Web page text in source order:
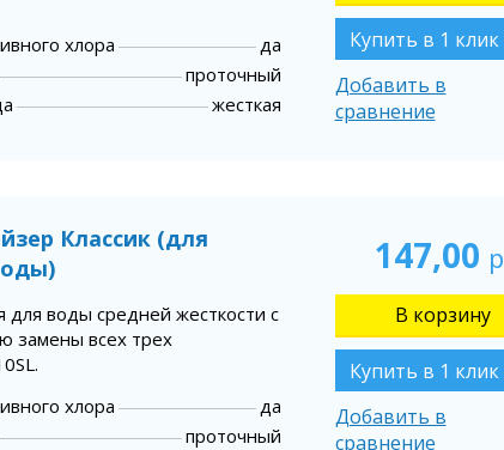
хлора
да
проточный
жесткая
Купить в 1 клик
Добавить в
сравнение
Классик (для
воды средней жесткости с
замены всех трех
хлора
да
проточный
147,00
Купить в 1 клик
Добавить в
сравнение